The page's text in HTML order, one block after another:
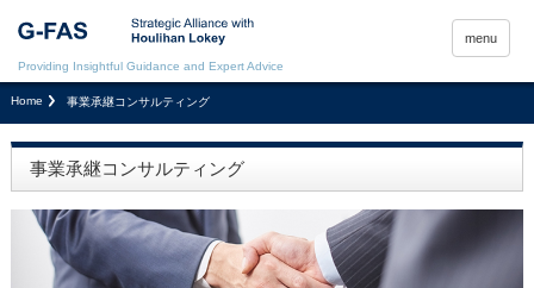
Providing Insightful Guidance and Expert Advice
menu
Home 事業承継コンサルティング
事業承継コンサルティング